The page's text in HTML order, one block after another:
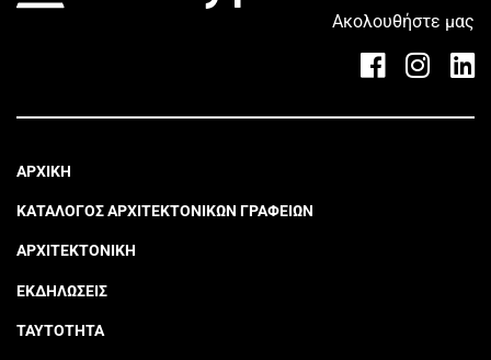
Ακολουθήστε μας
ΑΡΧΙΚΗ
ΚΑΤΑΛΟΓΟΣ ΑΡΧΙΤΕΚΤΟΝΙΚΩΝ ΓΡΑΦΕΙΩΝ
ΑΡΧΙΤΕΚΤΟΝΙΚΗ
ΕΚΔΗΛΩΣΕΙΣ
ΤΑΥΤΟΤΗΤΑ